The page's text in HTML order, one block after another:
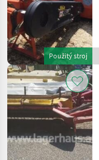
Použitý stroj